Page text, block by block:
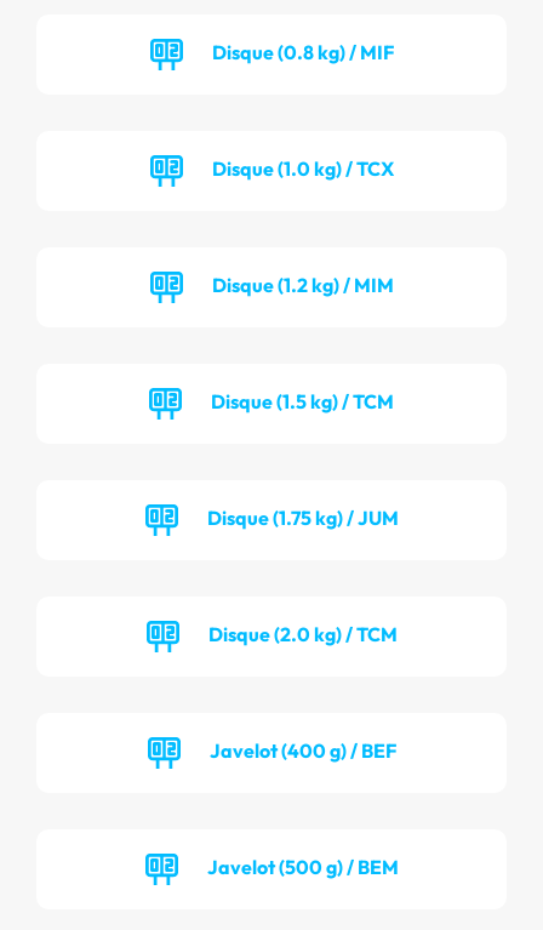
Disque (0.8 kg) / MIF
Disque (1.0 kg) / TCX
Disque (1.2 kg) / MIM
Disque (1.5 kg) / TCM
Disque (1.75 kg) / JUM
Disque (2.0 kg) / TCM
Javelot (400 g) / BEF
Javelot (500 g) / BEM